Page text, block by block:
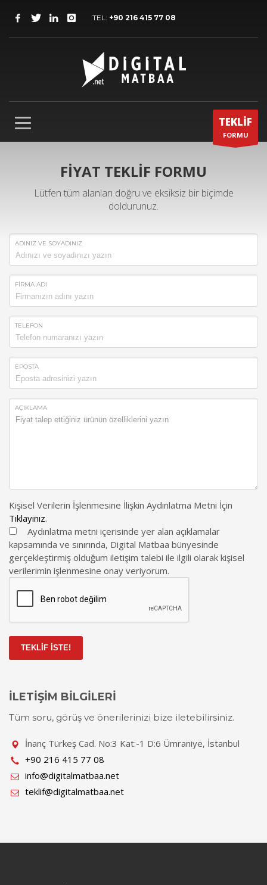
TEL: +90 216 415 77 08
TEKLİF
FORMU
FİYAT TEKLİF FORMU
Lütfen tüm alanları doğru ve eksiksiz bir biçimde
doldurunuz.
ADINIZ VE SOYADINIZ
FİRMA ADI
TELEFON
EPOSTA
AÇIKLAMA
Kişisel Verilerin İşlenmesine İlişkin Aydınlatma Metni İçin
Tıklayınız.
Aydınlatma metni içerisinde yer alan açıklamalar
kapsamında ve sınırında, Digital Matbaa bünyesinde
gerçekleştirmiş olduğum iletişim talebi ile ilgili olarak kişisel
verilerimin işlenmesine onay veriyorum.
TEKLİF İSTE!
İLETİŞİM BİLGİLERİ
Tüm soru, görüş ve önerilerinizi bize iletebilirsiniz.
İnanç Türkeş Cad. No:3 Kat:-1 D:6 Ümraniye, İstanbul
+90 216 415 77 08
info@digitalmatbaa.net
teklif@digitalmatbaa.net